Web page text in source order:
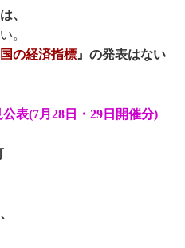
、
。
の経済指標』の発表はない
表(7月28日・29日開催分)